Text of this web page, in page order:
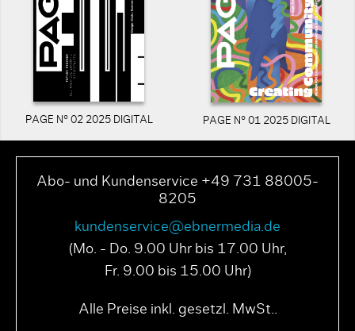
PAGE N° 02 2025 DIGITAL PAGE N° 01 2025 DIGITAL
Abo- und Kundenservice +49 731 88005-
8205
kundenservice@ebnermedia.de
(Mo. - Do. 9.00 Uhr bis 17.00 Uhr,
Fr. 9.00 bis 15.00 Uhr)
Alle Preise inkl. gesetzl. MwSt..